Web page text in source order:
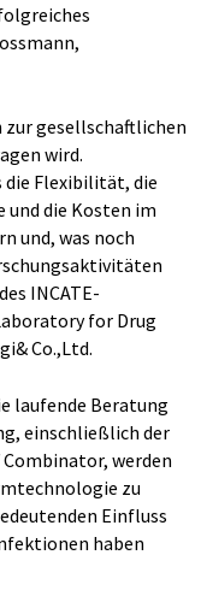
zur gesellschaftlichen
wird.
die Flexibilität, die
die Kosten im
und, was noch
INCATE-
for Drug
Co.,Ltd.
laufende Beratung
einschließlich der
Combinator, werden
zu
Einfluss
haben